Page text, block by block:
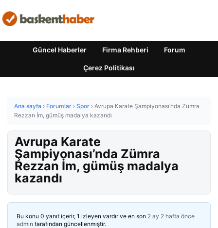
Güncel Haberler Firma Rehberi Forum
Çerez Politikası
Ana sayfa › Forumlar › Spor › Avrupa Karate Şampiyonası’nda Zümra
Rezzan İm, gümüş madalya kazandı
Avrupa Karate
Şampiyonası’nda Zümra
Rezzan İm, gümüş madalya
kazandı
Bu konu 0 yanıt içerir, 1 izleyen vardır ve en son 2 ay 2 hafta önce
admin tarafından güncellenmiştir.